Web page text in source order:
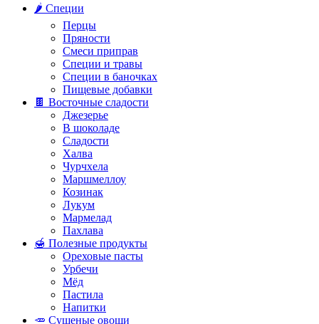
🌶️ Специи
Перцы
Пряности
Смеси приправ
Специи и травы
Специи в баночках
Пищевые добавки
🍫 Восточные сладости
Джезерье
В шоколаде
Сладости
Халва
Чурчхела
Маршмеллоу
Козинак
Лукум
Мармелад
Пахлава
🍯 Полезные продукты
Ореховые пасты
Урбечи
Мёд
Пастила
Напитки
🥕 Сушеные овощи